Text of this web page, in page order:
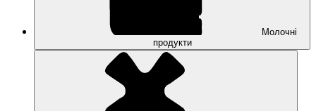
Молочні
продукти